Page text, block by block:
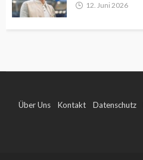
12. Juni 2026
Über Uns Kontakt Datenschutz